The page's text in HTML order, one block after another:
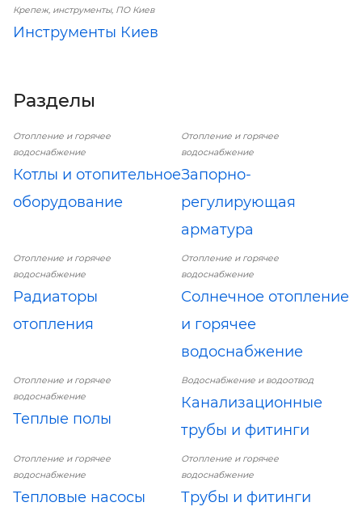
Крепеж, инструменты, ПО Киев
Инструменты Киев
Разделы
Отопление и горячее
водоснабжение
Котлы и отопительное
оборудование
Отопление и горячее
водоснабжение
Запорно-
регулирующая
арматура
Отопление и горячее
водоснабжение
Радиаторы
отопления
Отопление и горячее
водоснабжение
Солнечное отопление
и горячее
водоснабжение
Отопление и горячее
водоснабжение
Теплые полы
Водоснабжение и водоотвод
Канализационные
трубы и фитинги
Отопление и горячее
водоснабжение
Тепловые насосы
Отопление и горячее
водоснабжение
Трубы и фитинги